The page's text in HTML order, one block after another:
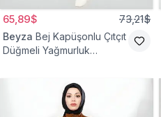
65,89$ 73,21$
Beyza Bej Kapüşonlu Çıtçıt
Düğmeli Yağmurluk